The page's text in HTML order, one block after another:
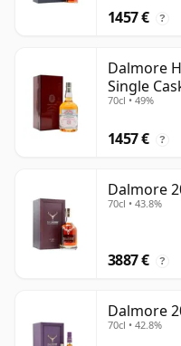
1457 € ?
Dalmore
Single
70cl • 49%
1457 € ?
Dalmore
70cl • 43.8%
3887 € ?
Dalmore
70cl • 42.8%